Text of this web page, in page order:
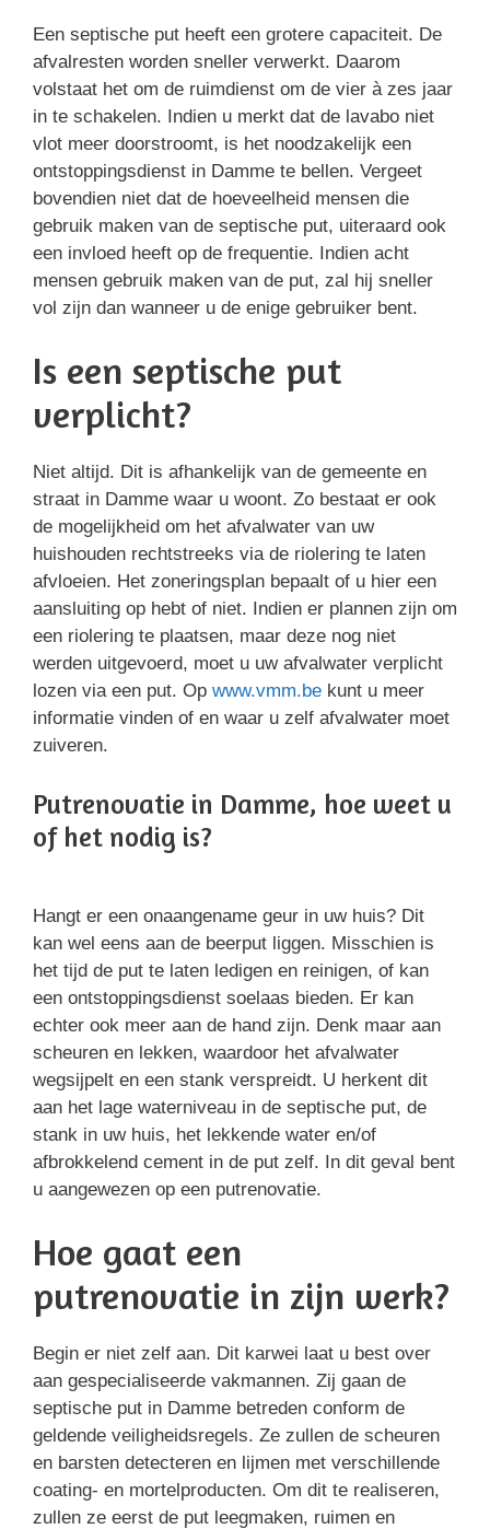
Een septische put heeft een grotere capaciteit. De
afvalresten worden sneller verwerkt. Daarom
volstaat het om de ruimdienst om de vier à zes jaar
in te schakelen. Indien u merkt dat de lavabo niet
vlot meer doorstroomt, is het noodzakelijk een
ontstoppingsdienst in Damme te bellen. Vergeet
bovendien niet dat de hoeveelheid mensen die
gebruik maken van de septische put, uiteraard ook
een invloed heeft op de frequentie. Indien acht
mensen gebruik maken van de put, zal hij sneller
vol zijn dan wanneer u de enige gebruiker bent.
Is een septische put
verplicht?
Niet altijd. Dit is afhankelijk van de gemeente en
straat in Damme waar u woont. Zo bestaat er ook
de mogelijkheid om het afvalwater van uw
huishouden rechtstreeks via de riolering te laten
afvloeien. Het zoneringsplan bepaalt of u hier een
aansluiting op hebt of niet. Indien er plannen zijn om
een riolering te plaatsen, maar deze nog niet
werden uitgevoerd, moet u uw afvalwater verplicht
lozen via een put. Op www.vmm.be kunt u meer
informatie vinden of en waar u zelf afvalwater moet
zuiveren.
Putrenovatie in Damme, hoe weet u
of het nodig is?
Hangt er een onaangename geur in uw huis? Dit
kan wel eens aan de beerput liggen. Misschien is
het tijd de put te laten ledigen en reinigen, of kan
een ontstoppingsdienst soelaas bieden. Er kan
echter ook meer aan de hand zijn. Denk maar aan
scheuren en lekken, waardoor het afvalwater
wegsijpelt en een stank verspreidt. U herkent dit
aan het lage waterniveau in de septische put, de
stank in uw huis, het lekkende water en/of
afbrokkelend cement in de put zelf. In dit geval bent
u aangewezen op een putrenovatie.
Hoe gaat een
putrenovatie in zijn werk?
Begin er niet zelf aan. Dit karwei laat u best over
aan gespecialiseerde vakmannen. Zij gaan de
septische put in Damme betreden conform de
geldende veiligheidsregels. Ze zullen de scheuren
en barsten detecteren en lijmen met verschillende
coating- en mortelproducten. Om dit te realiseren,
zullen ze eerst de put leegmaken, ruimen en